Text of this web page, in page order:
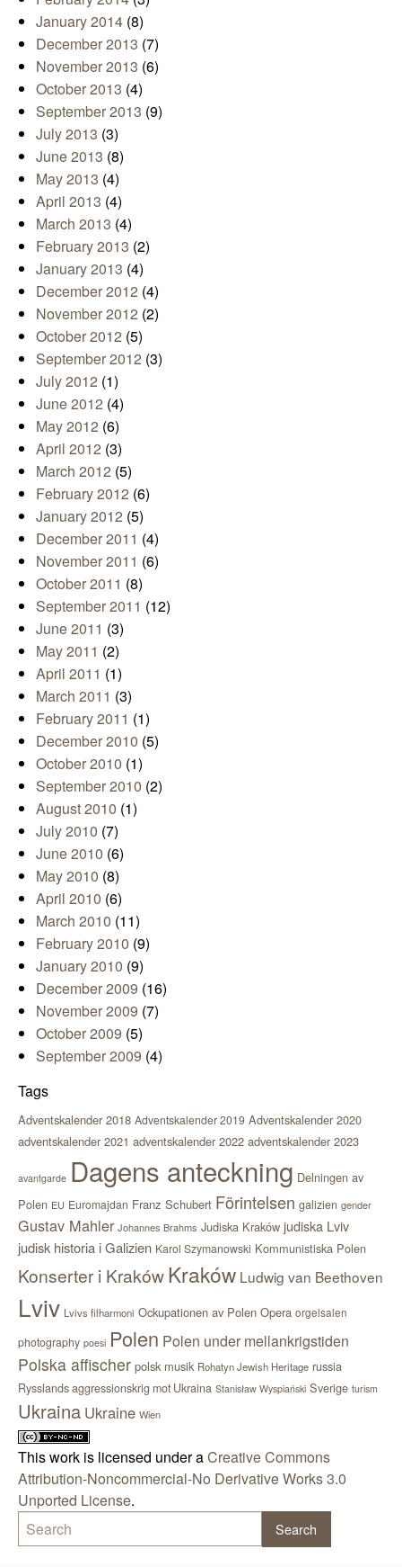
January 2014 (8)
December 2013 (7)
November 2013 (6)
October 2013 (4)
September 2013 (9)
July 2013 (3)
June 2013 (8)
May 2013 (4)
April 2013 (4)
March 2013 (4)
February 2013 (2)
January 2013 (4)
December 2012 (4)
November 2012 (2)
October 2012 (5)
September 2012 (3)
July 2012 (1)
June 2012 (4)
May 2012 (6)
April 2012 (3)
March 2012 (5)
February 2012 (6)
January 2012 (5)
December 2011 (4)
November 2011 (6)
October 2011 (8)
September 2011 (12)
June 2011 (3)
May 2011 (2)
April 2011 (1)
March 2011 (3)
February 2011 (1)
December 2010 (5)
October 2010 (1)
September 2010 (2)
August 2010 (1)
July 2010 (7)
June 2010 (6)
May 2010 (8)
April 2010 (6)
March 2010 (11)
February 2010 (9)
January 2010 (9)
December 2009 (16)
November 2009 (7)
October 2009 (5)
September 2009 (4)
Tags
Adventskalender 2018 Adventskalender 2019 Adventskalender 2020
adventskalender 2021 adventskalender 2022 adventskalender 2023
avantgarde Dagens anteckning Delningen av
Polen EU Euromajdan Franz Schubert Förintelsen galizien gender
Gustav Mahler Johannes Brahms Judiska Kraków judiska Lviv
judisk historia i Galizien Karol Szymanowski Kommunistiska Polen
Konserter i KrakówKraków Ludwig van Beethoven
Lviv Lvivs filharmoni Ockupationen av Polen Opera orgelsalen
photography poesi Polen Polen under mellankrigstiden
Polska affischer polsk musik Rohatyn Jewish Heritage russia
Rysslands aggressionskrig mot Ukraina Stanisław Wyspiański Sverige turism
Ukraina Ukraine Wien
This work is licensed under aCreative Commons
Attribution-Noncommercial-No Derivative Works 3.0
Unported License.